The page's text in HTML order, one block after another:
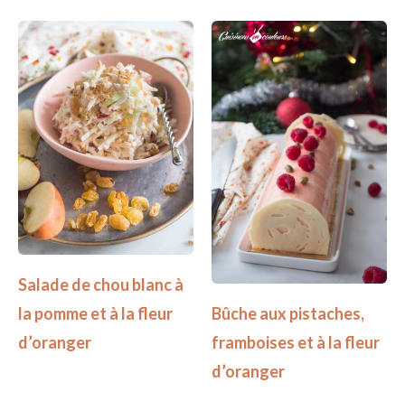
Salade de chou blanc à
la pomme et à la fleur
d’oranger
Bûche aux pistaches,
framboises et à la fleur
d’oranger